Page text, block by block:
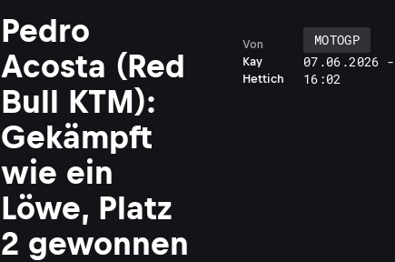
Pedro
Acosta (Red
Bull KTM):
Gekämpft
wie ein
Löwe, Platz
2 gewonnen
Kay
Hettich
Von
MOTOGP
07.06.2026 -
16:02